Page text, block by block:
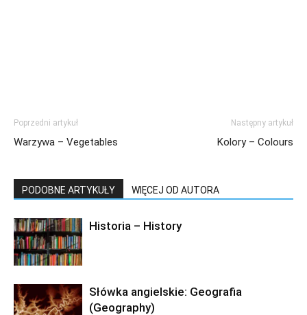
Poprzedni artykuł
Warzywa – Vegetables
Następny artykuł
Kolory – Colours
PODOBNE ARTYKUŁY WIĘCEJ OD AUTORA
Historia – History
Słówka angielskie: Geografia
(Geography)